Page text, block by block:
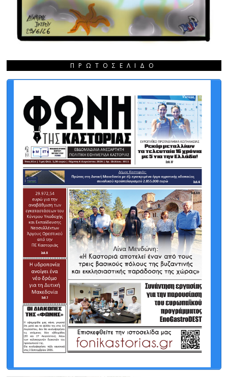
ΠΡΩΤΟΣΈΛΙΔΟ